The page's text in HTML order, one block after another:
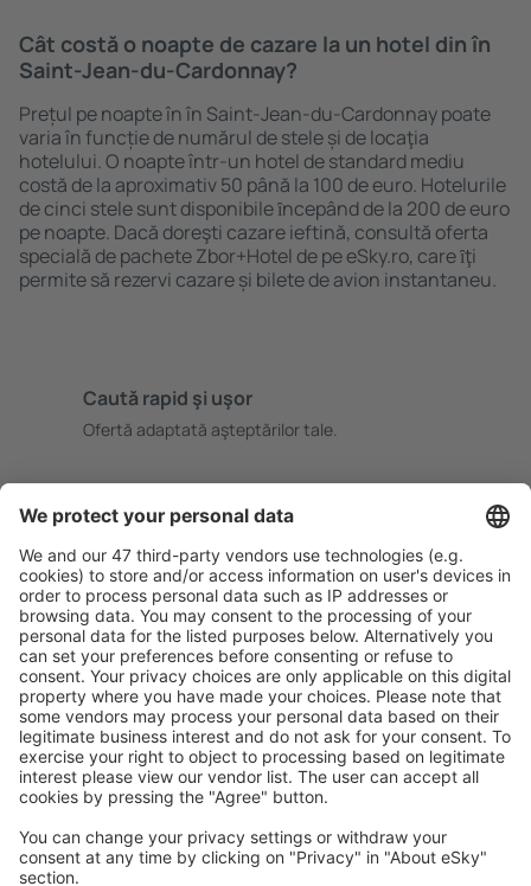
Cât costă o noapte de cazare la un hotel din în
Saint-Jean-du-Cardonnay?
Prețul pe noapte în în Saint-Jean-du-Cardonnay poate
varia în funcție de numărul de stele și de locaţia
hotelului. O noapte într-un hotel de standard mediu
costă de la aproximativ 50 până la 100 de euro. Hotelurile
de cinci stele sunt disponibile ȋncepând de la 200 de euro
pe noapte. Dacă doreşti cazare ieftină, consultă oferta
specială de pachete Zbor+Hotel de pe eSky.ro, care ȋţi
permite să rezervi cazare și bilete de avion instantaneu.
Caută rapid şi uşor
Ofertă adaptată aşteptărilor tale.
Rezervare fără griji cu opțiune gratuită de anulare.
Economiseşte mai mult
Prețuri atractive și oferte speciale pentru utilizatorii
conectați.
Cazarea preferată
Alege din peste 1,3 mil. de opţiuni: hoteluri, cabane,
apartamente și altele.
Cele mai căutate hoteluri de către utilizatorii eSky